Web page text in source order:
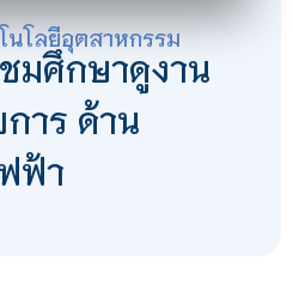
นโลยีอุตสาหกรรม
มศึกษาดูงาน
าร ด้าน
ฟ้า